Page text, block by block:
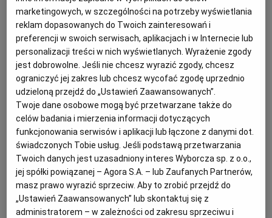
(jedynie w kilku szczególnych przypadkach
nakazano stosowanie jednego lub drugiego
rozwiązania). Nie było żadnych wytycznych w tym
zakresie, poza zasadami wynikającymi z przepisów
o finansach publicznych. Obecnie wprowadzono
zasadę, iż podstawowym rozwiązaniem w
postępowaniach o zamówienie publiczne jest
stosowanie ceny wraz z innymi kryteriami
dotyczącymi przedmiotu zamówienia. Odstępstwo
od tej zasady poprzez kierowanie się wyłącznie
najniższą ceną będzie możliwe tylko w przypadku
spełnienia łącznie dwóch określonych w przepisie
przesłanek.
marketingowych, w szczególności na potrzeby wyświetlania
reklam dopasowanych do Twoich zainteresowań i
preferencji w swoich serwisach, aplikacjach i w Internecie lub
personalizacji treści w nich wyświetlanych. Wyrażenie zgody
jest dobrowolne. Jeśli nie chcesz wyrazić zgody, chcesz
ograniczyć jej zakres lub chcesz wycofać zgodę uprzednio
udzieloną przejdź do „Ustawień Zaawansowanych”.
Twoje dane osobowe mogą być przetwarzane także do
celów badania i mierzenia informacji dotyczących
funkcjonowania serwisów i aplikacji lub łączone z danymi dot.
świadczonych Tobie usług. Jeśli podstawą przetwarzania
Twoich danych jest uzasadniony interes Wyborcza sp. z o.o.,
jej spółki powiązanej – Agora S.A. – lub Zaufanych Partnerów,
masz prawo wyrazić sprzeciw. Aby to zrobić przejdź do
„Ustawień Zaawansowanych” lub skontaktuj się z
administratorem – w zależności od zakresu sprzeciwu i